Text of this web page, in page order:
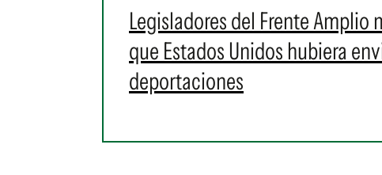
Legisladores del Frente
que Estados Unidos hubiera
deportaciones